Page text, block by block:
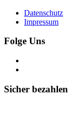
Datenschutz
Impressum
Folge Uns
Sicher bezahlen